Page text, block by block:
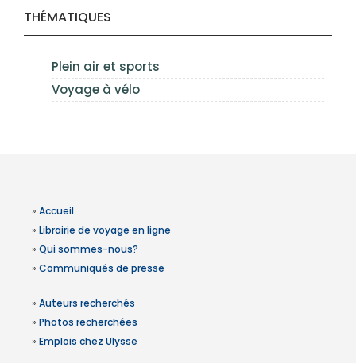
THÉMATIQUES
Plein air et sports
Voyage à vélo
» Accueil
» Librairie de voyage en ligne
» Qui sommes-nous?
» Communiqués de presse
» Auteurs recherchés
» Photos recherchées
» Emplois chez Ulysse